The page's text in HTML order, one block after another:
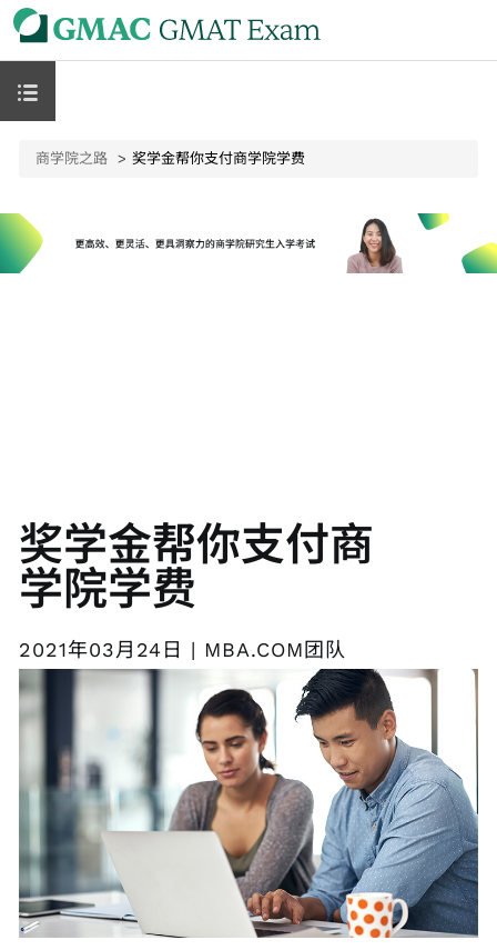
商学院之路 奖学金帮你支付商学院学费
奖学金帮你支付商
学院学费
2021年03月24日 | MBA.COM团队